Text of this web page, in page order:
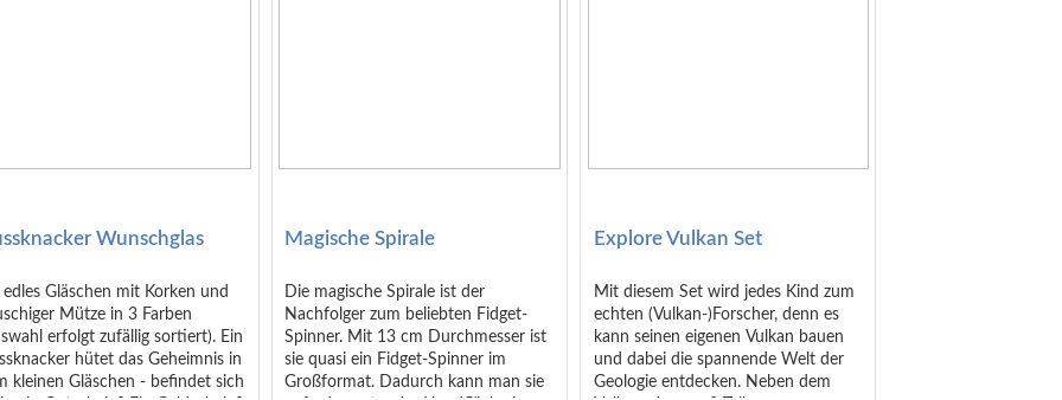
Wunschglas
edles Gläschen mit Korken und
Mütze in 3 Farben
erfolgt zufällig sortiert). Ein
hütet das Geheimnis in
kleinen Gläschen - befindet sich
Magische Spirale
Die magische Spirale ist der
Nachfolger zum beliebten Fidget-
Spinner. Mit 13 cm Durchmesser ist
sie quasi ein Fidget-Spinner im
Großformat. Dadurch kann man sie
Explore Vulkan Set
Mit diesem Set wird jedes Kind zum
echten (Vulkan-)Forscher, denn es
kann seinen eigenen Vulkan bauen
und dabei die spannende Welt der
Geologie entdecken. Neben dem